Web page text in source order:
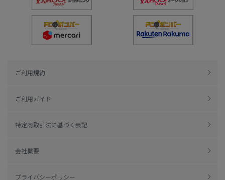
ご利用規約
ご利用ガイド
特定商取引法に基づく表記
会社概要
プライバシーポリシー